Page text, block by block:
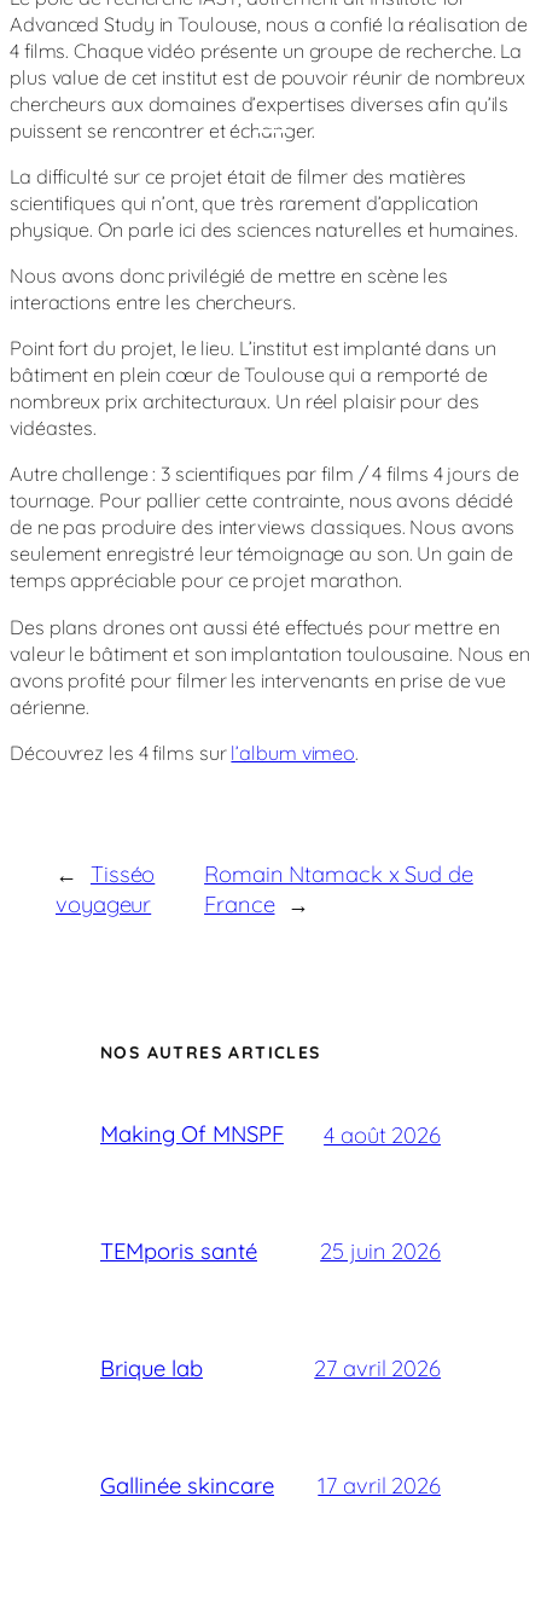
Advanced Study in Toulouse, nous a confié la réalisation de
4 films. Chaque vidéo présente un groupe de recherche. La
plus value de cet institut est de pouvoir réunir de nombreux
chercheurs aux domaines d’expertises diverses afin qu’ils
puissent se rencontrer et échanger.
La difficulté sur ce projet était de filmer des matières
scientifiques qui n’ont, que très rarement d’application
physique. On parle ici des sciences naturelles et humaines.
Nous avons donc privilégié de mettre en scène les
interactions entre les chercheurs.
Point fort du projet, le lieu. L’institut est implanté dans un
bâtiment en plein cœur de Toulouse qui a remporté de
nombreux prix architecturaux. Un réel plaisir pour des
vidéastes.
Autre challenge : 3 scientifiques par film / 4 films 4 jours de
tournage. Pour pallier cette contrainte, nous avons décidé
de ne pas produire des interviews classiques. Nous avons
seulement enregistré leur témoignage au son. Un gain de
temps appréciable pour ce projet marathon.
Des plans drones ont aussi été effectués pour mettre en
valeur le bâtiment et son implantation toulousaine. Nous en
avons profité pour filmer les intervenants en prise de vue
aérienne.
Découvrez les 4 films sur l’album vimeo.
←
Tisséo
voyageur
Romain Ntamack x Sud de
France →
NOS AUTRES ARTICLES
Making Of MNSPF 4 août 2026
TEMporis santé 25 juin 2026
Brique lab 27 avril 2026
Gallinée skincare 17 avril 2026